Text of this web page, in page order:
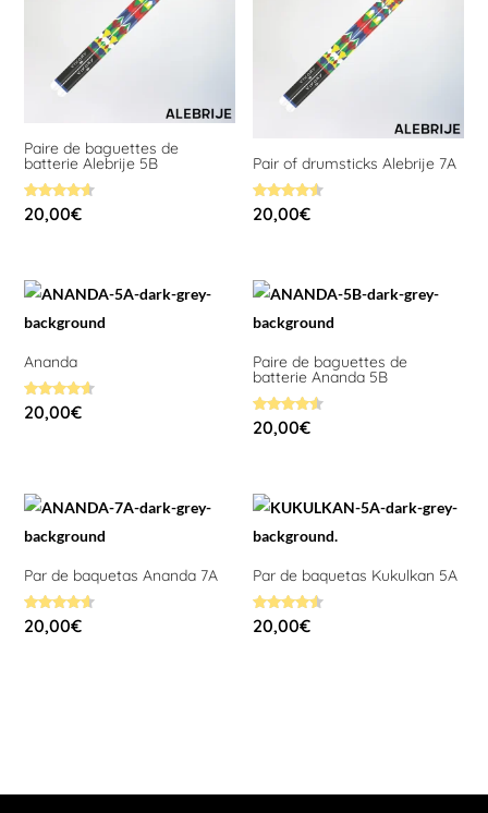
Paire de baguettes de
batterie Alebrije 5B
Valorado
con
20,00€
Pair of drumsticks Alebrije 7A
Valorado
con
20,00€
Ananda
Valorado
con
20,00€
Paire de baguettes de
batterie Ananda 5B
Valorado
con
20,00€
Par de baquetas Ananda 7A
Valorado
con
20,00€
Par de baquetas Kukulkan 5A
Valorado
con
20,00€